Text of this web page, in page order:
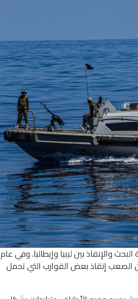
الليبي تحمل الرقم 267 تبحر في منطقة البحث والإنقاذ بين ليبيا وإيطاليا. وفي عام
الصعب إنقاذ بعض القوارب التي تحمل